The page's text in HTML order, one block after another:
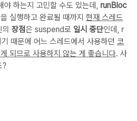
야 하는지 고민할 수도 있는데, runBloc
실행하고 완료될 때까지 현재 스레드
장점은 suspend로 일시 중단인데, r
때문에 어느 스레드에서 사용하던 코
되므로 사용하지 않는 게 좋습니다. 사
?